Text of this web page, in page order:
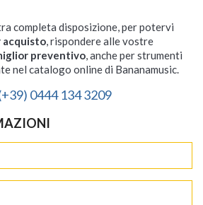
completa disposizione, per potervi
acquisto, rispondere alle vostre
preventivo, anche per strumenti
nel catalogo online di Bananamusic.
0444 134 3209